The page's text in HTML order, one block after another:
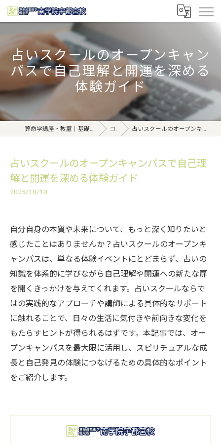
占いスクールのオープンキャン
パスで自己理解と開運を深める
体験ガイド
算命学講座・教室｜基礎から学べる東京日本橋【日本橋南学院】 コラム 占いスクールのオープンキャンパスで自己理解と開運を深める体験ガイド
占いスクールのオープンキャンパスで自己理
解と開運を深める体験ガイド
2025/10/10
自分自身の本質や未来について、もっと深く知りたいと
感じたことはありませんか？占いスクールのオープンキ
ャンパスは、単なる体験イベントにとどまらず、占いの
知識を体系的に学びながら自己理解や開運への新たな扉
を開くきっかけを与えてくれます。占いスクールならで
はの実践的なアプローチや講師による具体的なサポート
に触れることで、日々の生活に気付きや前向きな変化を
もたらすヒントが得られるはずです。本記事では、オー
プンキャンパスを最大限に活用し、スピリチュアルな成
長と自己発見の体験につなげるための具体的なポイント
をご紹介します。